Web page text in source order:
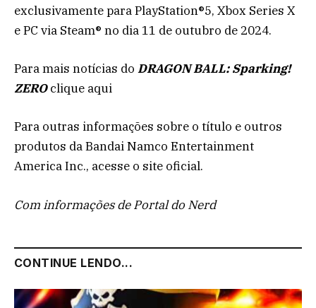
exclusivamente para PlayStation®5, Xbox Series X
e PC via Steam® no dia 11 de outubro de 2024.
Para mais notícias do DRAGON BALL: Sparking!
ZEROclique aqui
Para outras informações sobre o título e outros
produtos da Bandai Namco Entertainment
America Inc., acesse o site oficial.
Com informações de Portal do Nerd
CONTINUE LENDO...